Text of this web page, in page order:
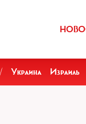
/ Украина Израиль